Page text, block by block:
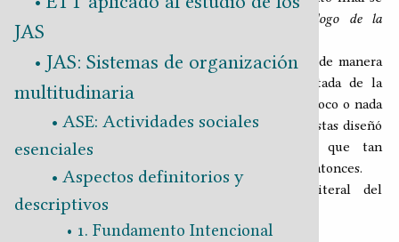
JAS
JAS: Sistemas de organización
multitudinaria
ASE: Actividades sociales
esenciales
Aspectos definitorios y
descriptivos
1. Fundamento Intencional
Nuestro Decálogo de la
Sexualidad
El decálogo recoge lo que para entonces ya era, de manera
tácita, la visión universal y mayormente aceptada de la
sexualidad humana, misma que en la actualidad poco o nada
ha variado. Adicionalmente, el grupo de exactivistas diseñó
la codificación descriptiva de la sexualidad que tan
ampliamente ha sido adoptada y utilizada desde entonces.
A continuación la transcripción exacta y literal del
documento original.